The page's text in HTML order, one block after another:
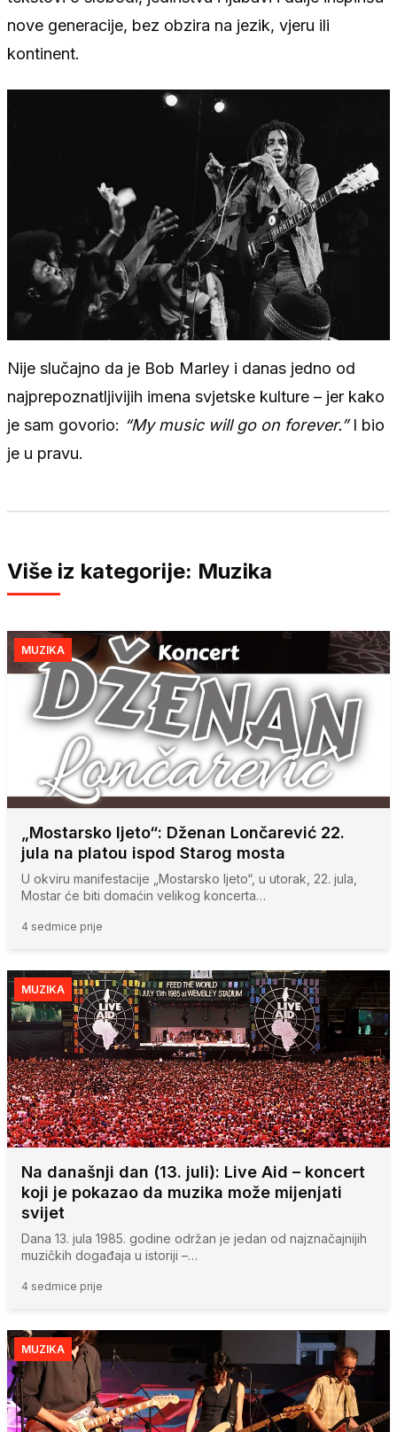
nove generacije, bez obzira na jezik, vjeru ili
kontinent.
Nije slučajno da je Bob Marley i danas jedno od
najprepoznatljivijih imena svjetske kulture – jer kako
je sam govorio: “My music will go on forever.”I bio
je u pravu.
Više iz kategorije: Muzika
MUZIKA
„Mostarsko ljeto“: Dženan Lončarević 22.
jula na platou ispod Starog mosta
U okviru manifestacije „Mostarsko ljeto“, u utorak, 22. jula,
Mostar će biti domaćin velikog koncerta…
4 sedmice prije
MUZIKA
Na današnji dan (13. juli): Live Aid – koncert
koji je pokazao da muzika može mijenjati
svijet
Dana 13. jula 1985. godine održan je jedan od najznačajnijih
muzičkih događaja u istoriji –…
4 sedmice prije
MUZIKA